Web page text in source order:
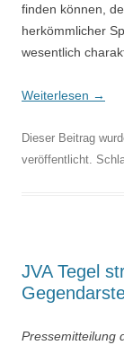
finden können,
herkömmlicher
wesentlich
Weiterlesen →
Dieser Beitrag
veröffentlicht.
JVA Tegel
Pressemitteilung